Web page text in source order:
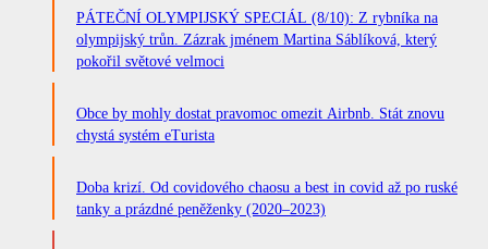
PÁTEČNÍ OLYMPIJSKÝ SPECIÁL (8/10): Z rybníka na
olympijský trůn. Zázrak jménem Martina Sáblíková, který
pokořil světové velmoci
Obce by mohly dostat pravomoc omezit Airbnb. Stát znovu
chystá systém eTurista
Doba krizí. Od covidového chaosu a best in covid až po ruské
tanky a prázdné peněženky (2020–2023)